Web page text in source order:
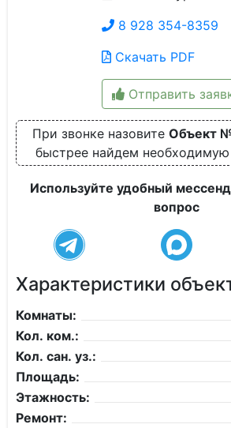
8 928 354-8359
Скачать PDF
Отправить
При звонке назовите Объект
быстрее найдем
Используйте удобный
вопрос
Характеристики
Комнаты:
Кол. ком.:
Кол. сан. уз.:
Площадь:
Этажность:
Ремонт: